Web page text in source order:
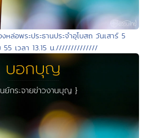
อพระประธานประจำอุโบสถ วันเสาร์ 5
55 เวลา 13.15 น.//////////////